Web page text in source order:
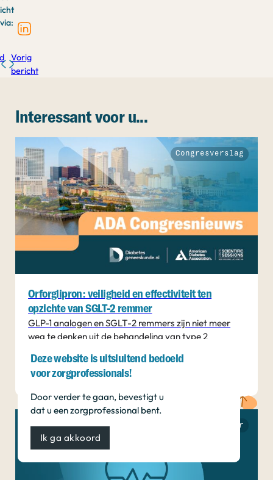
icht
via:
Vorig
bericht
Interessant voor u...
Congresverslag
Orforglipron: veiligheid en effectiviteit ten
opzichte van SGLT-2 remmer
GLP-1 analogen en SGLT-2 remmers zijn niet meer
weg te denken uit de behandeling van type 2
Lees verder
Cardiovasculair
Deze website is uitsluitend bedoeld
voor zorgprofessionals!
Door verder te gaan, bevestigt u
dat u een zorgprofessional bent.
Ik ga akkoord